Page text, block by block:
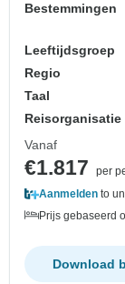
Bestemmingen
Leeftijdsgroep
Regio
Taal
Reisorganisatie
Vanaf
€1.817
per
Aanmelden to
Prijs gebaseerd
Download